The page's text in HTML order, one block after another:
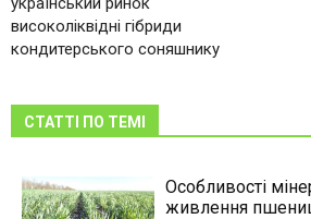
високоліквідні гібриди
кондитерського соняшнику
СТАТТІ ПО ТЕМІ
Особливості
живлення